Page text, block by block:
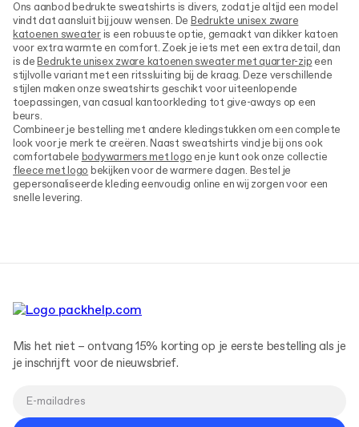
Ons aanbod bedrukte sweatshirts is divers, zodat je altijd een model
vindt dat aansluit bij jouw wensen. De Bedrukte unisex zware
katoenen sweateris een robuuste optie, gemaakt van dikker katoen
voor extra warmte en comfort. Zoek je iets met een extra detail, dan
is deBedrukte unisex zware katoenen sweater met quarter-zip een
stijlvolle variant met een ritssluiting bij de kraag. Deze verschillende
stijlen maken onze sweatshirts geschikt voor uiteenlopende
toepassingen, van casual kantoorkleding tot give-aways op een
beurs.
Combineer je bestelling met andere kledingstukken om een complete
look voor je merk te creëren. Naast sweatshirts vind je bij ons ook
comfortabele bodywarmers met logo en je kunt ook onze collectie
fleece met logo bekijken voor de warmere dagen. Bestel je
gepersonaliseerde kleding eenvoudig online en wij zorgen voor een
snelle levering.
Mis het niet – ontvang 15% korting op je eerste bestelling als je
je inschrijft voor de nieuwsbrief.